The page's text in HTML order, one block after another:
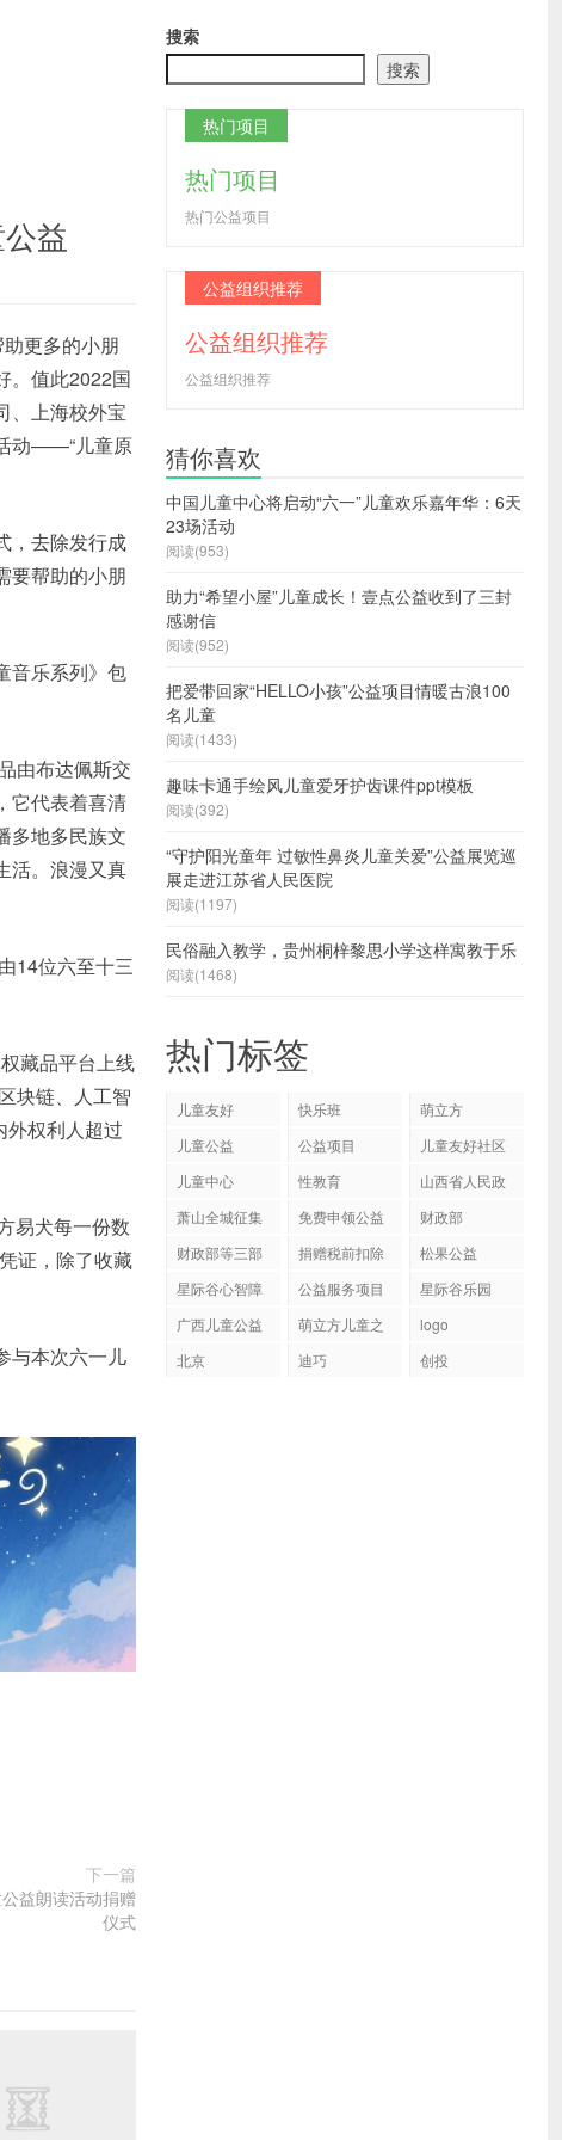
益
更多的小朋
。值此2022国
、上海校外宝
动——“儿童原
，去除发行成
要帮助的小朋
音乐系列》包
由布达佩斯交
它代表着喜清
多地多民族文
活。浪漫又真
14位六至十三
藏品平台上线
块链、人工智
外权利人超过
易犬每一份数
证，除了收藏
与本次六一儿
下一篇
益朗读活动捐赠
仪式
搜索
搜索
热门项目
热门项目
热门公益项目
公益组织推荐
公益组织推荐
公益组织推荐
猜你喜欢
中国儿童中心将启动“六一”儿童欢乐嘉年华：6天
23场活动
阅读(953)
助力“希望小屋”儿童成长！壹点公益收到了三封
感谢信
阅读(952)
把爱带回家“HELLO小孩”公益项目情暖古浪100
名儿童
阅读(1433)
趣味卡通手绘风儿童爱牙护齿课件ppt模板
阅读(392)
“守护阳光童年 过敏性鼻炎儿童关爱”公益展览巡
展走进江苏省人民医院
阅读(1197)
民俗融入教学，贵州桐梓黎思小学这样寓教于乐
阅读(1468)
热门标签
儿童友好 快乐班
萌立方
儿童公益
公益项目
儿童友好社区
儿童中心
性教育
山西省人民政
西省妇女发
展“十四五”规
展“十四五”规
划的通知
萧山全城征集
免费申领公益
财政部
财政部等三部
公益性社会组
织捐赠税前扣
捐赠税前扣除
松果公益
星际谷心智障
公益服务项目
星际谷乐园
广西儿童公益
萌立方儿童之
logo
北京
迪巧 创投